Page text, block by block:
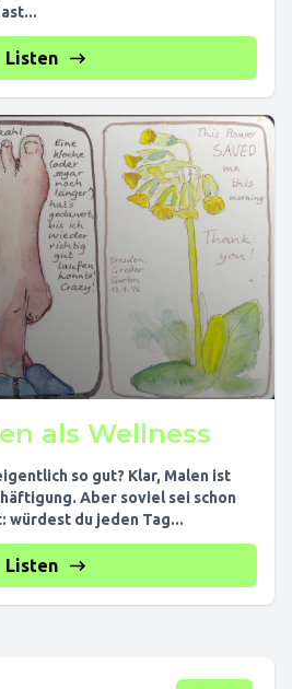
Listen
als Wellness
so gut? Klar, Malen ist
Aber soviel sei schon
würdest du jeden Tag...
Listen